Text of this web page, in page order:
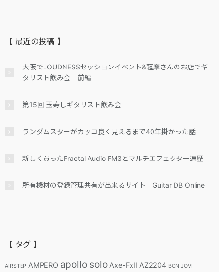
【 最近の投稿 】
大阪でLOUDNESSセッションイベント&薩摩さんのお店でギ
タリスト飲み会 前編
第15回 玉寿しギタリスト飲み会
ランダムスターがカッコ良く見えるまで40年掛かった話
新しく買ったFractal Audio FM3とマルチエフェクター遍歴
所有機材の登録管理共有が出来るサイト Guitar DB Online
【 タグ 】
AIRSTEP AMPERO apollo solo Axe-FxII AZ2204 BON JOVI